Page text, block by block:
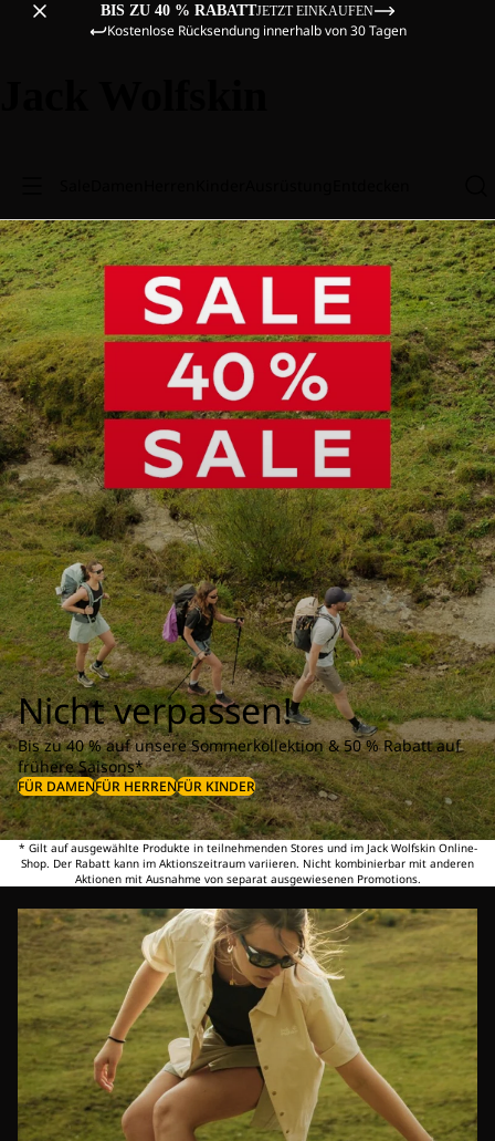
BIS ZU 40 % RABATTJETZT EINKAUFEN
Kostenlose Rücksendung innerhalb von 30 Tagen
Nicht verpassen!
Bis zu 40 % auf unsere Sommerkollektion & 50 % Rabatt auf
frühere Saisons*
FÜR DAMENFÜR HERRENFÜR KINDER
* Gilt auf ausgewählte Produkte in teilnehmenden Stores und im Jack Wolfskin Online-
Shop. Der Rabatt kann im Aktionszeitraum variieren. Nicht kombinierbar mit anderen
Aktionen mit Ausnahme von separat ausgewiesenen Promotions.